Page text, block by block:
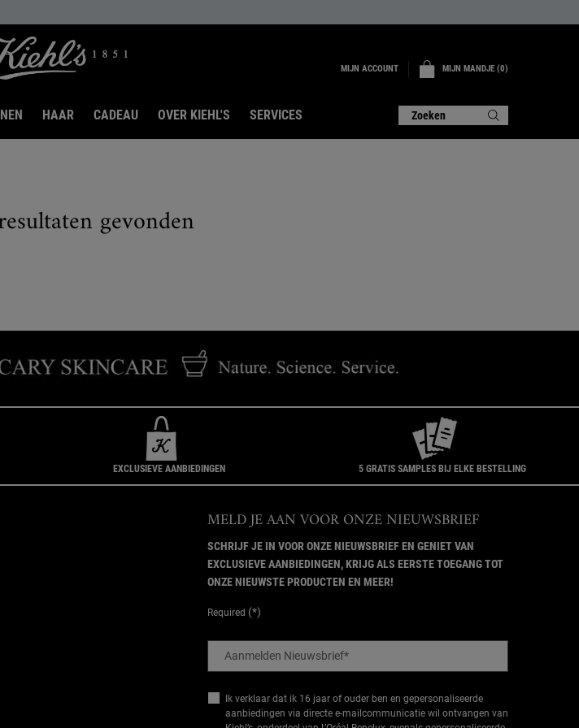
MIJN ACCOUNT MIJN MANDJE 0
0 PRODUCT
HAAR CADEAU OVER KIEHL'S SERVICES Zoeken
gevonden
EXCLUSIEVE AANBIEDINGEN 5 GRATIS SAMPLES BIJ ELKE BESTELLING
MELD JE AAN VOOR ONZE NIEUWSBRIEF
SCHRIJF JE IN VOOR ONZE NIEUWSBRIEF EN GENIET VAN
EXCLUSIEVE AANBIEDINGEN, KRIJG ALS EERSTE TOEGANG TOT
ONZE NIEUWSTE PRODUCTEN EN MEER!
Required (*)
Aanmelden Nieuwsbrief*
Ik verklaar dat ik 16 jaar of ouder ben en gepersonaliseerde
aanbiedingen via directe e-mailcommunicatie wil ontvangen van